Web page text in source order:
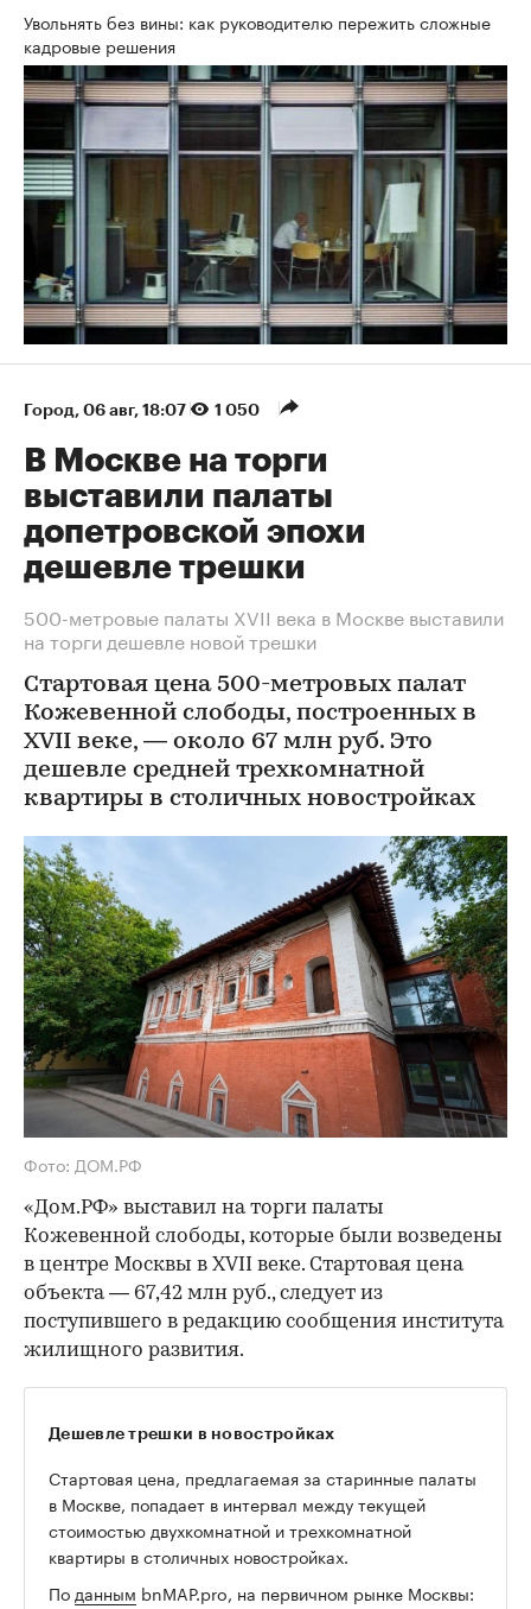
Увольнять без вины: как руководителю пережить сложные
кадровые решения
Город⁠, 06 авг, 18:07 1 050
В Москве на торги
выставили палаты
допетровской эпохи
дешевле трешки
500-метровые палаты XVII века в Москве выставили
на торги дешевле новой трешки
Стартовая цена 500-метровых палат
Кожевенной слободы, построенных в
XVII веке, — около 67 млн руб. Это
дешевле средней трехкомнатной
квартиры в столичных новостройках
Фото: ДОМ.РФ
«Дом.РФ» выставил на торги палаты
Кожевенной слободы, которые были возведены
в центре Москвы в XVII веке. Стартовая цена
объекта — 67,42 млн руб., следует из
поступившего в редакцию сообщения института
жилищного развития.
Дешевле трешки в новостройках
Стартовая цена, предлагаемая за старинные палаты
в Москве, попадает в интервал между текущей
стоимостью двухкомнатной и трехкомнатной
квартиры в столичных новостройках.
Поданным bnMAP.pro, на первичном рынке Москвы: